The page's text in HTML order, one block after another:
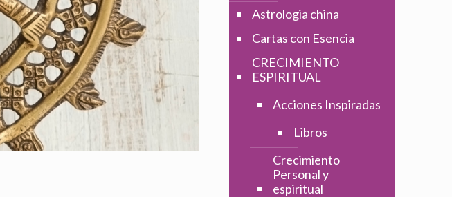
Astrologia china
Cartas con Esencia
CRECIMIENTO
ESPIRITUAL
Acciones Inspiradas
Libros
Crecimiento
Personal y
espiritual